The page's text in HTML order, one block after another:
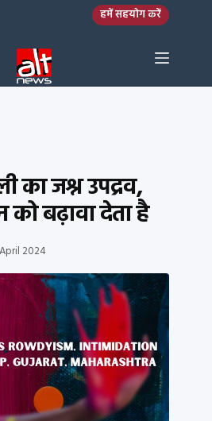
हमें सहयोग करें
का जश्न उपद्रव,
बढ़ावा देता है
2024